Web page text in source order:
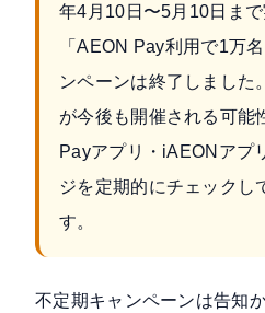
年4月10日〜5月10日ま
「AEON Pay利用で1万
ンペーンは終了しました
が今後も開催される可能
Payアプリ・iAEONアプ
ジを定期的にチェックし
す。
不定期キャンペーンは告知